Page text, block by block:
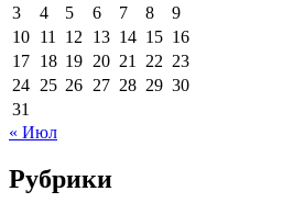
3
4 5 6 7 8
9
10 11 12 13 14 15 16
17 18 19 20 21 22 23
24 25 26 27 28 29 30
31
« Июл
Рубрики